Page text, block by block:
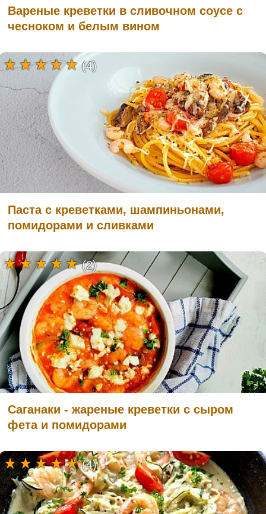
Вареные креветки в сливочном соусе с
чесноком и белым вином
Паста с креветками, шампиньонами,
помидорами и сливками
(4)
Саганаки - жареные креветки с сыром
фета и помидорами
(2)
(4)